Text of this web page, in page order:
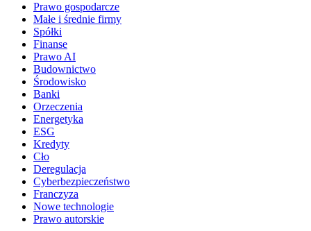
Prawo gospodarcze
Małe i średnie firmy
Spółki
Finanse
Prawo AI
Budownictwo
Środowisko
Banki
Orzeczenia
Energetyka
ESG
Kredyty
Cło
Deregulacja
Cyberbezpieczeństwo
Franczyza
Nowe technologie
Prawo autorskie